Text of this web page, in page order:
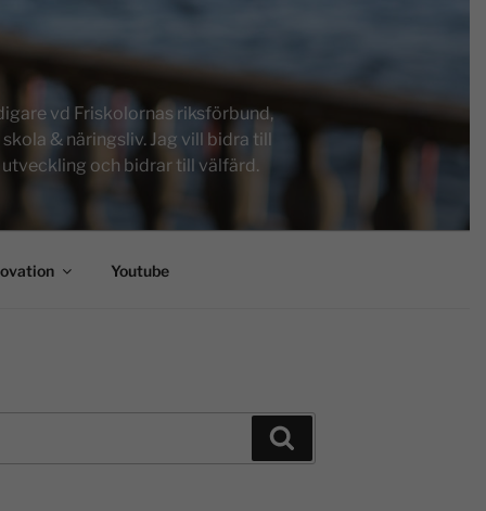
vd Friskolornas riksförbund,
& näringsliv. Jag vill bidra till
och bidrar till välfärd.
Youtube